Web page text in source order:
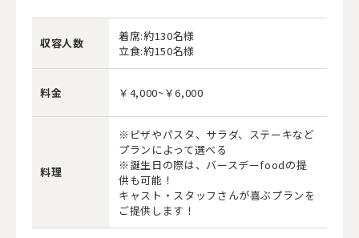
収容人数
着席:約130名様
立食:約150名様
料金 ￥4,000~￥6,000
料理
※ピザやパスタ、サラダ、ステーキなど
プランによって選べる
※誕生日の際は、バースデーfoodの提
供も可能！
キャスト・スタッフさんが喜ぶプランを
ご提供します！